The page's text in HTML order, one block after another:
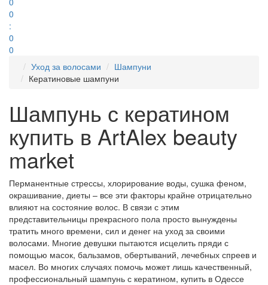
0
:
0
0
Уход за волосами
Шампуни
Кератиновые шампуни
Шампунь с кератином
купить в ArtAlex beauty
market
Перманентные стрессы, хлорирование воды, сушка феном,
окрашивание, диеты – все эти факторы крайне отрицательно
влияют на состояние волос. В связи с этим
представительницы прекрасного пола просто вынуждены
тратить много времени, сил и денег на уход за своими
волосами. Многие девушки пытаются исцелить пряди с
помощью масок, бальзамов, обертываний, лечебных спреев и
масел. Во многих случаях помочь может лишь качественный,
профессиональный шампунь с кератином, купить в Одессе